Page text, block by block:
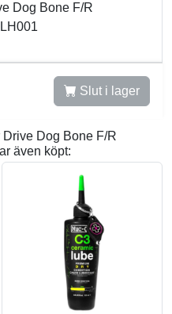
Dog Bone F/R
Slut i lager
Dog Bone F/R
även köpt: